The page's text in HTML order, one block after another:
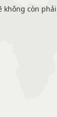
/>Quảng Ngãi
Knox